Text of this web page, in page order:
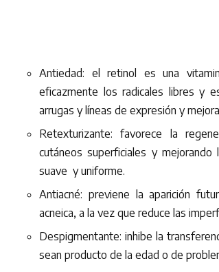
Antiedad: el retinol es una
eficazmente los radicales libres y
arrugas y líneas de expresión y
Retexturizante: favorece la
cutáneos superficiales y
suave y uniforme.
Antiacné: previene la aparición
acneica, a la vez que reduce las
Despigmentante: inhibe la
sean producto de la edad o de